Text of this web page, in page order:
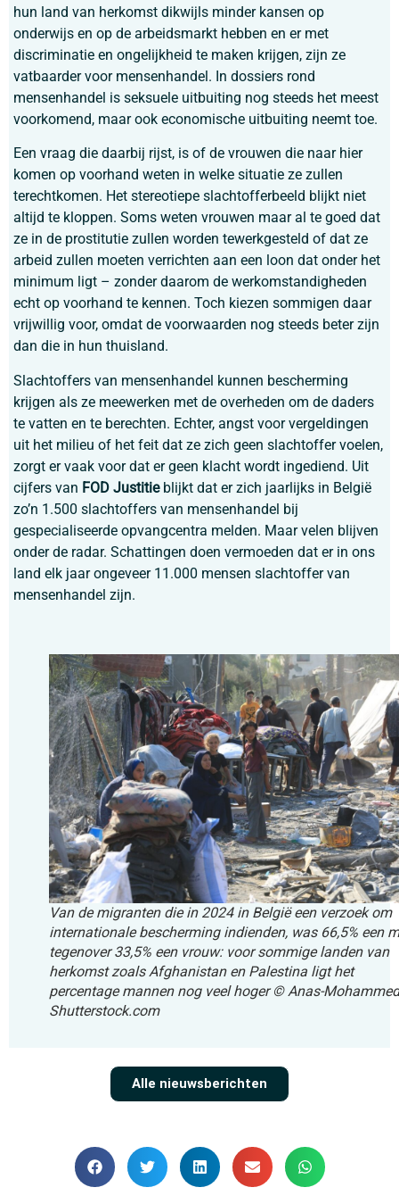
hun land van herkomst dikwijls minder kansen op
onderwijs en op de arbeidsmarkt hebben en er met
discriminatie en ongelijkheid te maken krijgen, zijn ze
vatbaarder voor mensenhandel. In dossiers rond
mensenhandel is seksuele uitbuiting nog steeds het meest
voorkomend, maar ook economische uitbuiting neemt toe.
Een vraag die daarbij rijst, is of de vrouwen die naar hier
komen op voorhand weten in welke situatie ze zullen
terechtkomen. Het stereotiepe slachtofferbeeld blijkt niet
altijd te kloppen. Soms weten vrouwen maar al te goed dat
ze in de prostitutie zullen worden tewerkgesteld of dat ze
arbeid zullen moeten verrichten aan een loon dat onder het
minimum ligt – zonder daarom de werkomstandigheden
echt op voorhand te kennen. Toch kiezen sommigen daar
vrijwillig voor, omdat de voorwaarden nog steeds beter zijn
dan die in hun thuisland.
Slachtoffers van mensenhandel kunnen bescherming
krijgen als ze meewerken met de overheden om de daders
te vatten en te berechten. Echter, angst voor vergeldingen
uit het milieu of het feit dat ze zich geen slachtoffer voelen,
zorgt er vaak voor dat er geen klacht wordt ingediend. Uit
cijfers van FOD Justitieblijkt dat er zich jaarlijks in België
zo’n 1.500 slachtoffers van mensenhandel bij
gespecialiseerde opvangcentra melden. Maar velen blijven
onder de radar. Schattingen doen vermoeden dat er in ons
land elk jaar ongeveer 11.000 mensen slachtoffer van
mensenhandel zijn.
Van de migranten die in 2024 in België een verzoek om
internationale bescherming indienden, was 66,5% een
tegenover 33,5% een vrouw: voor sommige landen van
herkomst zoals Afghanistan en Palestina ligt het
percentage mannen nog veel hoger© Anas-
Shutterstock.com
Alle nieuwsberichten